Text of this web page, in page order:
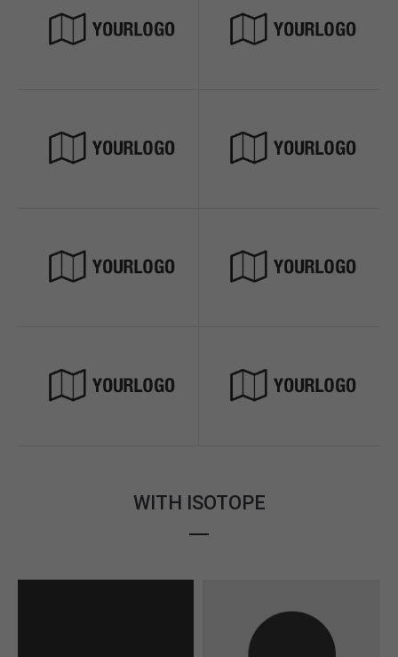
WITH ISOTOPE